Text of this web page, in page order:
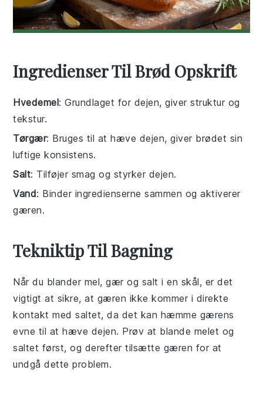
Ingredienser Til Brød Opskrift
Hvedemel: Grundlaget for dejen, giver struktur og
tekstur.
Tørgær: Bruges til at hæve dejen, giver brødet sin
luftige konsistens.
Salt: Tilføjer smag og styrker dejen.
Vand: Binder ingredienserne sammen og aktiverer
gæren.
Tekniktip Til Bagning
Når du blander mel,gær og salt i en skål, er det
vigtigt at sikre, at gæren ikke kommer i direkte
kontakt medsaltet, da det kan hæmme gærens
evne til at hæve dejen. Prøv at blande melet og
saltet først, og derefter tilsætte gæren for at
undgå dette problem.